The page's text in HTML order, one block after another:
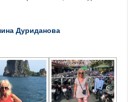
Дуриданова